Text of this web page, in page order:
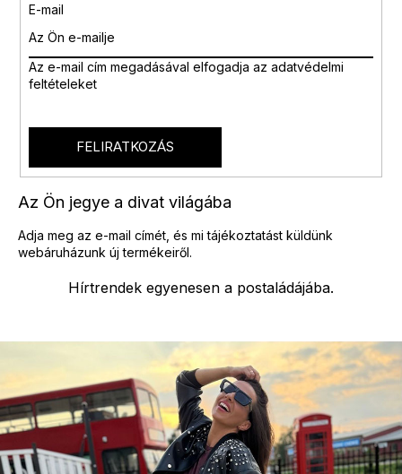
Hírtrendek egyenesen a postaládájába.
Az Ön jegye a divat világába
Adja meg az e-mail címét, és mi tájékoztatást küldünk
webáruházunk új termékeiről.
E-mail
Az e-mail cím megadásával elfogadja az adatvédelmi
feltételeket
FELIRATKOZÁS